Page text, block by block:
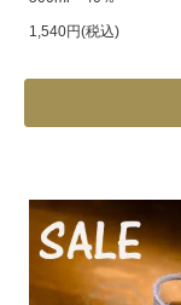
1,540円(税込)